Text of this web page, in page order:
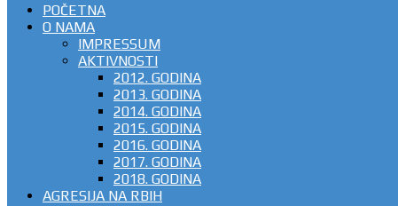
POČETNA
O NAMA
IMPRESSUM
AKTIVNOSTI
2012. GODINA
2013. GODINA
2014. GODINA
2015. GODINA
2016. GODINA
2017. GODINA
2018. GODINA
AGRESIJA NA RBIH